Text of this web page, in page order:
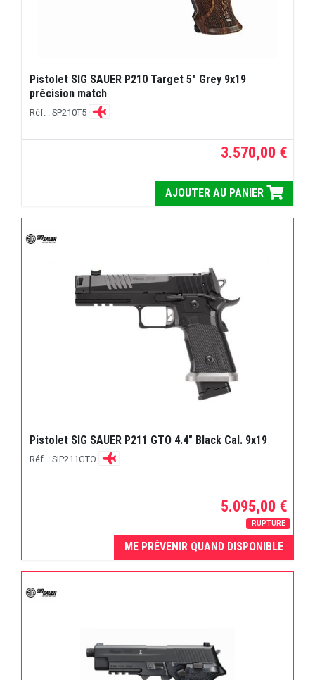
Pistolet SIG SAUER P210 Target 5" Grey 9x19
précision match
Réf. : SP210T5
3.570,00 €
AJOUTER AU PANIER
Pistolet SIG SAUER P211 GTO 4.4" Black Cal. 9x19
Réf. : SIP211GTO
5.095,00 €
RUPTURE
ME PRÉVENIR QUAND DISPONIBLE